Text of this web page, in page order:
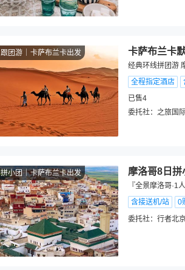
跟团游 卡萨布兰卡出发 卡萨布兰卡
经典环线拼团游
全程指定酒店
已售4
委托社： 之旅国
拼小团 卡萨布兰卡出发 摩洛哥8日拼
『全景摩洛哥·1
含接送机/站
0
委托社： 行者北